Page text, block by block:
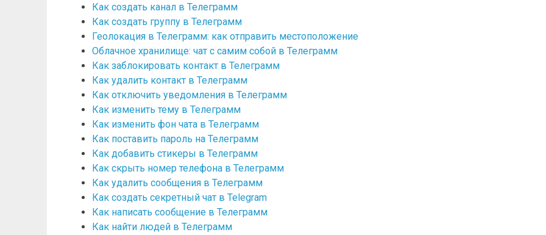
Как создать канал в Телеграмм
Как создать группу в Телеграмм
Геолокация в Телеграмм: как отправить местоположение
Облачное хранилище: чат с самим собой в Телеграмм
Как заблокировать контакт в Телеграмм
Как удалить контакт в Телеграмм
Как отключить уведомления в Телеграмм
Как изменить тему в Телеграмм
Как изменить фон чата в Телеграмм
Как поставить пароль на Телеграмм
Как добавить стикеры в Телеграмм
Как скрыть номер телефона в Телеграмм
Как удалить сообщения в Телеграмм
Как создать секретный чат в Telegram
Как написать сообщение в Телеграмм
Как найти людей в Телеграмм